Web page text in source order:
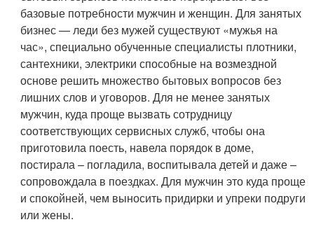
базовые потребности мужчин и женщин. Для занятых
бизнес — леди без мужей существуют «мужья на
час», специально обученные специалисты плотники,
сантехники, электрики способные на возмездной
основе решить множество бытовых вопросов без
лишних слов и уговоров. Для не менее занятых
мужчин, куда проще вызвать сотрудницу
соответствующих сервисных служб, чтобы она
приготовила поесть, навела порядок в доме,
постирала – погладила, воспитывала детей и даже –
сопровождала в поездках. Для мужчин это куда проще
и спокойней, чем выносить придирки и упреки подруги
или жены.